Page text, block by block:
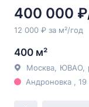
400 000
12 000 ₽ за м²/год
400 м²
Москва ЮВАО
Андроновка ,